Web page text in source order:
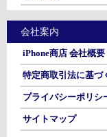
会社案内
iPhone商店 会社概要
特定商取引法に基づ
プライバシーポリシ
サイトマップ